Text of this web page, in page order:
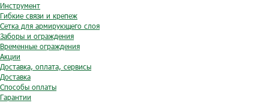
Инструмент
Гибкие связи и крепеж
Сетка для армирующего слоя
Заборы и ограждения
Временные ограждения
Акции
Доставка, оплата, сервисы
Доставка
Способы оплаты
Гарантии